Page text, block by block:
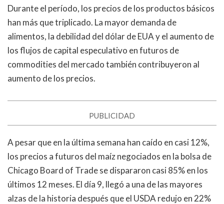
Durante el período, los precios de los productos básicos
han más que triplicado. La mayor demanda de
alimentos, la debilidad del dólar de EUA y el aumento de
los flujos de capital especulativo en futuros de
commodities del mercado también contribuyeron al
aumento de los precios.
PUBLICIDAD
A pesar que en la última semana han caído en casi 12%,
los precios a futuros del maíz negociados en la bolsa de
Chicago Board of Trade se dispararon casi 85% en los
últimos 12 meses. El día 9, llegó a una de las mayores
alzas de la historia después que el USDA redujo en 22%